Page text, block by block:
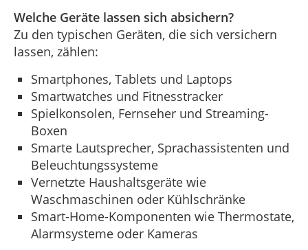
Welche Geräte lassen sich absichern?
Zu den typischen Geräten, die sich versichern
lassen, zählen:
Smartphones, Tablets und Laptops
Smartwatches und Fitnesstracker
Spielkonsolen, Fernseher und Streaming-
Boxen
Smarte Lautsprecher, Sprachassistenten und
Beleuchtungssysteme
Vernetzte Haushaltsgeräte wie
Waschmaschinen oder Kühlschränke
Smart-Home-Komponenten wie Thermostate,
Alarmsysteme oder Kameras